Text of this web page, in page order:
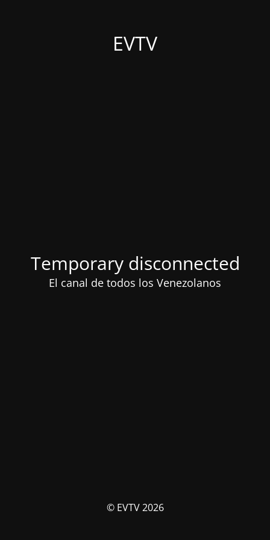
EVTV
Temporary disconnected
El canal de todos los Venezolanos
© EVTV 2026